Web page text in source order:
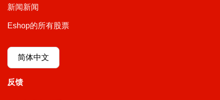
新闻新闻
Eshop的所有股票
简体中文
反馈